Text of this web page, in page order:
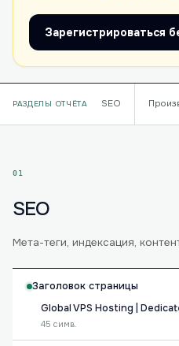
Зарегистрироваться
РАЗДЕЛЫ ОТЧЁТА SEO
01
SEO
Мета-теги, индексация,
Заголовок страницы
Global VPS Hosting |
45 симв.